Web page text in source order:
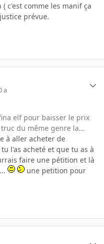
c'est comme les manif ça
prévue.
a
elf pour baisser le prix
du même genre la...
à aller acheter de
l'as acheté et que tu as à
faire une pétition et là
une petition pour